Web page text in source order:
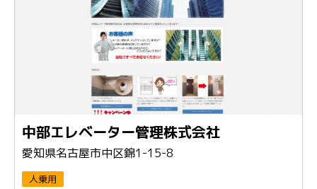
中部エレベーター管理株式会社
愛知県名古屋市中区錦1-15-8
人乗用